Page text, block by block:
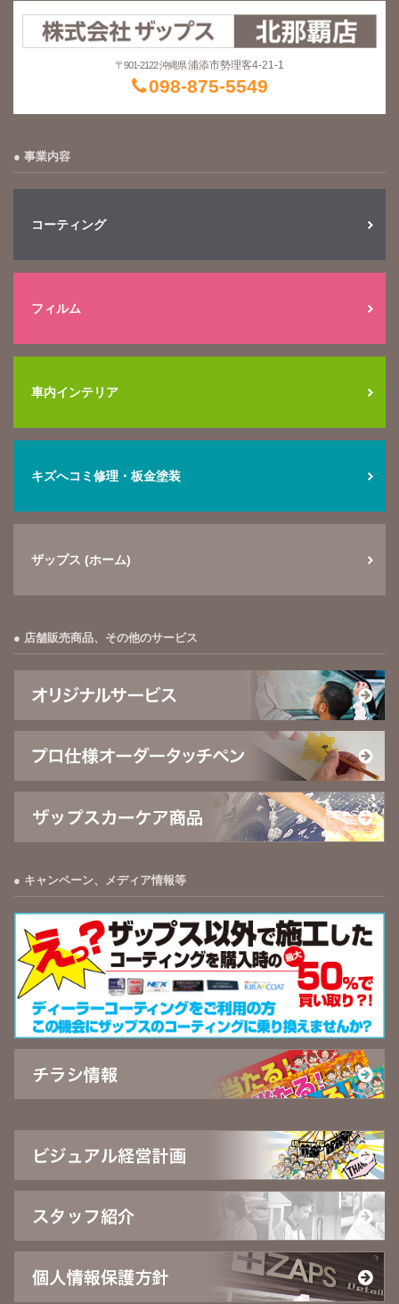
〒901-2122 沖縄県浦添市勢理客4-21-1
098-875-5549
事業内容
コーティング
フィルム
車内インテリア
キズへコミ修理・板金塗装
ザップス (ホーム)
店舗販売商品、その他のサービス
キャンペーン、メディア情報等